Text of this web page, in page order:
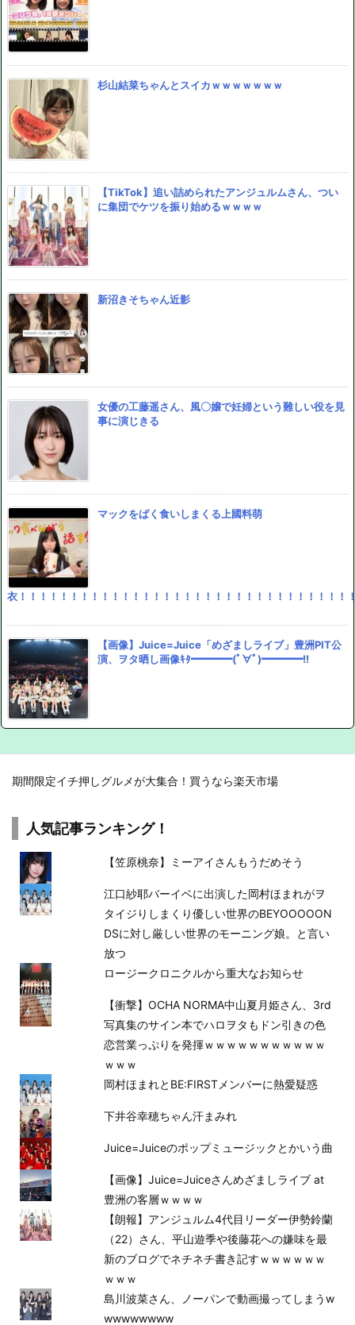
杉山結菜ちゃんとスイカｗｗｗｗｗｗｗ
【TikTok】追い詰められたアンジュルムさん、つい
に集団でケツを振り始めるｗｗｗｗ
新沼きそちゃん近影
女優の工藤遥さん、風〇嬢で妊婦という難しい役を見
事に演じきる
マックをばく食いしまくる上國料萌
衣！！！！！！！！！！！！！！！！！！！！！！！！！！！！！！！！
【画像】Juice=Juice「めざましライブ」豊洲PIT公
演、ヲタ晒し画像ｷﾀ━━━━(ﾟ∀ﾟ)━━━━!!
期間限定イチ押しグルメが大集合！買うなら楽天市場
人気記事ランキング！
【笠原桃奈】ミーアイさんもうだめそう
江口紗耶バーイベに出演した岡村ほまれがヲ
タイジりしまくり優しい世界のBEYOOOOON
DSに対し厳しい世界のモーニング娘。と言い
放つ
ロージークロニクルから重大なお知らせ
【衝撃】OCHA NORMA中山夏月姫さん、3rd
写真集のサイン本でハロヲタもドン引きの色
恋営業っぷりを発揮ｗｗｗｗｗｗｗｗｗｗｗ
ｗｗｗ
岡村ほまれとBE:FIRSTメンバーに熱愛疑惑
下井谷幸穂ちゃん汗まみれ
Juice=Juiceのポップミュージックとかいう曲
【画像】Juice=Juiceさんめざましライブ at
豊洲の客層ｗｗｗｗ
【朗報】アンジュルム4代目リーダー伊勢鈴蘭
（22）さん、平山遊季や後藤花への嫌味を最
新のブログでネチネチ書き記すｗｗｗｗｗｗ
ｗｗｗ
島川波菜さん、ノーパンで動画撮ってしまうw
wwwwwwww